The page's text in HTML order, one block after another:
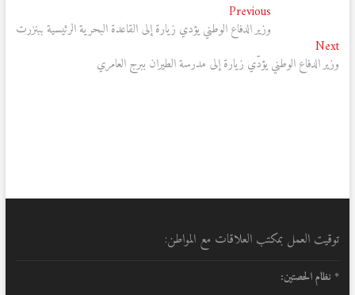
المقالات
Previous
Previous
post:
وزير الدفاع الوطني يؤدي زيارة إلى القاعدة البحرية الرئيسية ببنزرت
Next
Next
post:
وزير الدفاع الوطني يؤدّي زيارة إلى مدرسة الطيران ببرج العامري
توقيت العمل بمكتب العلاقات مع المواطن:
* نظام الحصتين: